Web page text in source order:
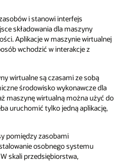
i stanowi interfejs
składowania dla maszyny
Aplikacje w maszynie wirtualnej
wchodzić w interakcje z
wirtualne są czasami ze sobą
środowisko wykonawcze dla
maszynę wirtualną można użyć do
uruchomić tylko jedną aplikację,
pomiędzy zasobami
osobnego systemu
skali przedsiębiorstwa,